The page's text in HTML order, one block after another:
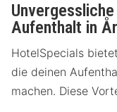
Aufenthalt in
HotelSpecials
die deinen
machen. Diese